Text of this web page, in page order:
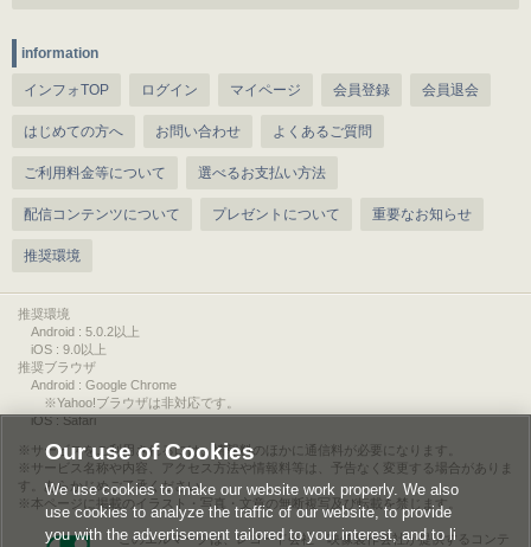
information
インフォTOP ログイン マイページ 会員登録 会員退会
はじめての方へ お問い合わせ よくあるご質問
ご利用料金等について 選べるお支払い方法
配信コンテンツについて プレゼントについて 重要なお知らせ
推奨環境
推奨環境
Android : 5.0.2以上
iOS : 9.0以上
推奨ブラウザ
Android : Google Chrome
※Yahoo!ブラウザは非対応です。
iOS : Safari
サービスをご利用されるには、情報料のほかに通信料が必要になります。
サービス名称や内容、アクセス方法や情報料等は、予告なく変更する場合がありま
す。あらかじめご了承ください。
本ページに掲載のイラスト・写真・文章の無断複写及び転載を禁じます。
このエルマークは、レコード会社・映像製作会社が提供するコンテ
Our use of Cookies
We use cookies to make our website work properly. We also
use cookies to analyze the traffic of our website, to provide
you with the advertisement tailored to your interest, and to li